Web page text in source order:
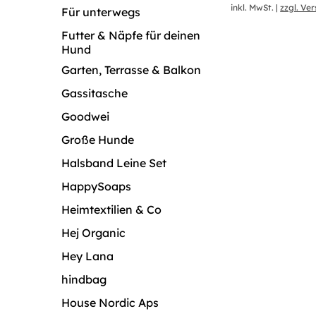
Für unterwegs
Futter & Näpfe für deinen
Hund
Garten, Terrasse & Balkon
Gassitasche
Goodwei
Große Hunde
Halsband Leine Set
HappySoaps
Heimtextilien & Co
Hej Organic
Hey Lana
hindbag
House Nordic Aps
inkl. MwSt. |zzgl.